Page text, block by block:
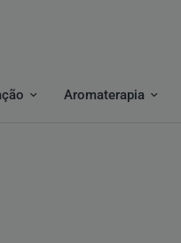
Aromaterapia